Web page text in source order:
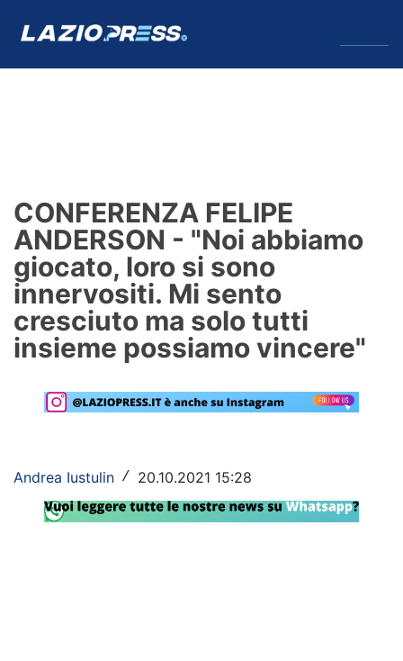
Formello
Infortuni
Primavera
Calciomercato
Lazio Women
Social
Calcio
CONFERENZA FELIPE
ANDERSON - "Noi abbiamo
giocato, loro si sono
innervositi. Mi sento
cresciuto ma solo tutti
insieme possiamo vincere"
Andrea Iustulin / 20.10.2021 15:28